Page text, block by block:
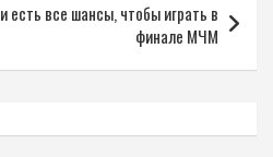
есть все шансы, чтобы играть в
финале МЧМ